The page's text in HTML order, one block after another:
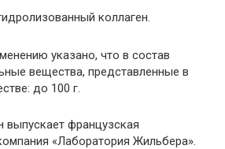
коллаген.
указано, что в состав
вещества, представленные в
до 100 г.
французская
«Лаборатория Жильбера».